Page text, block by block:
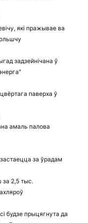
які пражывае ва
задзейнічана ў
паверха ў
амаль палова
за ўрадам
за 2,5 тыс.
будзе прыцягнута да